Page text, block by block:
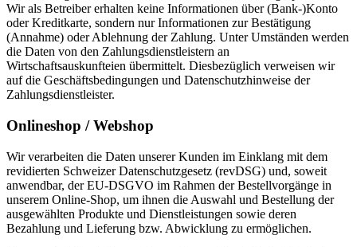
Wir als Betreiber erhalten keine Informationen über (Bank-)Konto
oder Kreditkarte, sondern nur Informationen zur Bestätigung
(Annahme) oder Ablehnung der Zahlung. Unter Umständen werden
die Daten von den Zahlungsdienstleistern an
Wirtschaftsauskunfteien übermittelt. Diesbezüglich verweisen wir
auf die Geschäftsbedingungen und Datenschutzhinweise der
Zahlungsdienstleister.
Onlineshop / Webshop
Wir verarbeiten die Daten unserer Kunden im Einklang mit dem
revidierten Schweizer Datenschutzgesetz (revDSG) und, soweit
anwendbar, der EU-DSGVO im Rahmen der Bestellvorgänge in
unserem Online-Shop, um ihnen die Auswahl und Bestellung der
ausgewählten Produkte und Dienstleistungen sowie deren
Bezahlung und Lieferung bzw. Abwicklung zu ermöglichen.